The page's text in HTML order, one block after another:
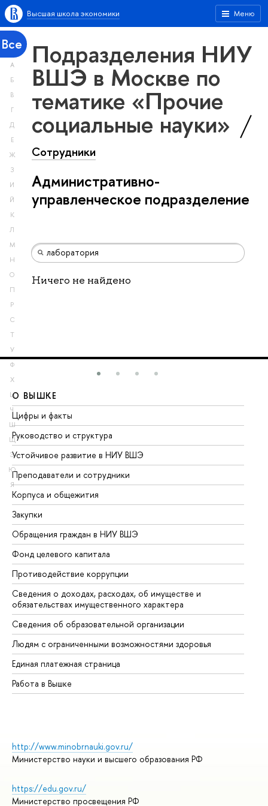
Меню
Высшая школа экономики
Все
А
Б
В
Г
Д
Е
Ж
З
И
Й
К
Л
М
Н
О
П
Р
С
Т
У
Ф
Х
Ц
Ч
Ш
Щ
Э
Ю
Я
Подразделения НИУ
ВШЭ в Москве по
тематике «Прочие
социальные науки»
Сотрудники
Административно-
управленческое подразделение
Ничего не найдено
О ВЫШКЕ
Цифры и факты
Руководство и структура
Устойчивое развитие в НИУ ВШЭ
Преподаватели и сотрудники
Корпуса и общежития
Закупки
Обращения граждан в НИУ ВШЭ
Фонд целевого капитала
Противодействие коррупции
Сведения о доходах, расходах, об имуществе и
обязательствах имущественного характера
Сведения об образовательной организации
Людям с ограниченными возможностями здоровья
Единая платежная страница
Работа в Вышке
http://www.minobrnauki.gov.ru/
Министерство науки и высшего образования РФ
https://edu.gov.ru/
Министерство просвещения РФ